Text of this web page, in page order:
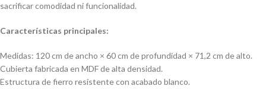
sacrificar comodidad ni funcionalidad.
Características principales:
Medidas: 120 cm de ancho × 60 cm de profundidad × 71,2 cm de alto.
Cubierta fabricada en MDF de alta densidad.
Estructura de fierro resistente con acabado blanco.